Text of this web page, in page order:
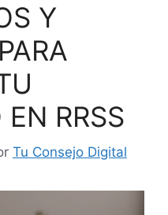
Y
RRSS
Tu Consejo Digital